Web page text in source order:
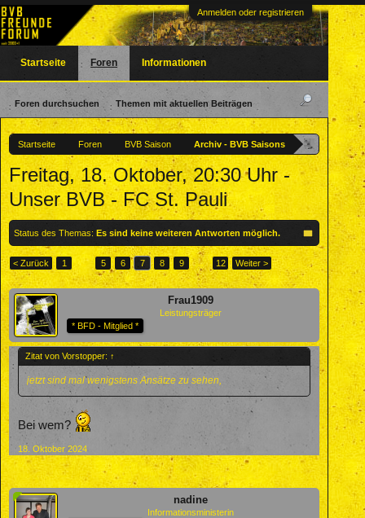
Anmelden oder registrieren
Startseite Foren BVB Saison Archiv - BVB Saisons
Freitag, 18. Oktober, 20:30 Uhr -
Unser BVB - FC St. Pauli
Status des Themas: Es sind keine weiteren Antworten möglich.
< Zurück 1 ← 5 6 7 8 9 → 12 Weiter >
Frau1909
Leistungsträger
* BFD - Mitglied *
Zitat von Vorstopper: ↑
jetzt sind mal wenigstens Ansätze zu sehen,
Bei wem?
18. Oktober 2024
nadine
Informationsministerin
Startseite Foren
Foren durchsuchen Themen mit aktuellen Beiträgen
Informationen